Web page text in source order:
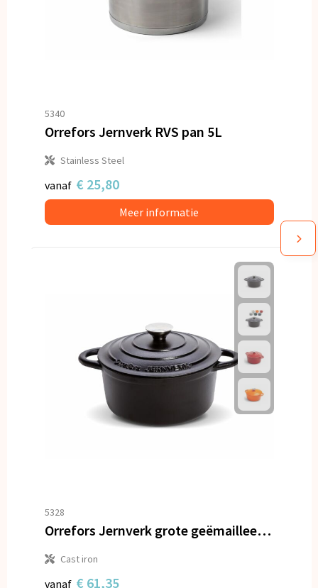
5340
Orrefors Jernverk RVS pan 5L
Stainless Steel
vanaf € 25,80
Meer informatie
5328
Orrefors Jernverk grote geëmailleerde braadpan 5L
Cast iron
vanaf € 61,35